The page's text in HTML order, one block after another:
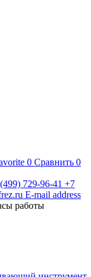
0 Сравнить 0
729-96-41 +7
E-mail address
работы